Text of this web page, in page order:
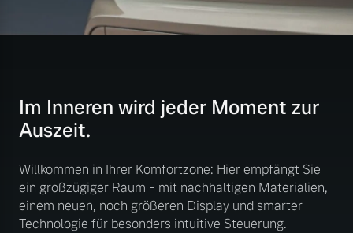
Im Inneren wird jeder Moment zur
Auszeit.
Willkommen in Ihrer Komfortzone: Hier empfängt Sie
ein großzügiger Raum - mit nachhaltigen Materialien,
einem neuen, noch größeren Display und smarter
Technologie für besonders intuitive Steuerung.